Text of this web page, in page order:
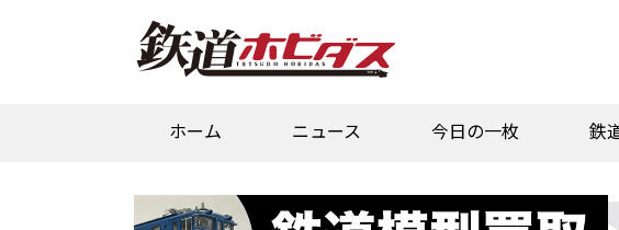
ホーム ニュース 今日の一枚 鉄